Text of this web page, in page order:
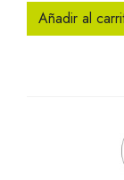
Añadir al